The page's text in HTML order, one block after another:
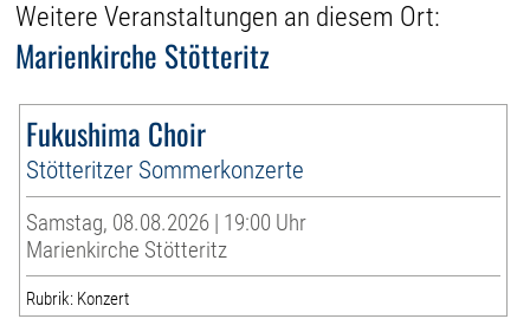
Weitere Veranstaltungen an diesem Ort:
Marienkirche Stötteritz
Fukushima Choir
Stötteritzer Sommerkonzerte
Samstag, 08.08.2026 | 19:00 Uhr
Marienkirche Stötteritz
Rubrik: Konzert